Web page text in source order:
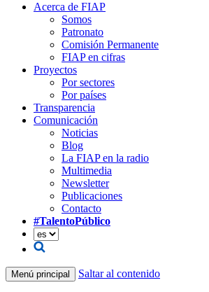
Acerca de FIAP
Somos
Patronato
Comisión Permanente
FIAP en cifras
Proyectos
Por sectores
Por países
Transparencia
Comunicación
Noticias
Blog
La FIAP en la radio
Multimedia
Newsletter
Publicaciones
Contacto
#TalentoPúblico
Menú principal Saltar al contenido